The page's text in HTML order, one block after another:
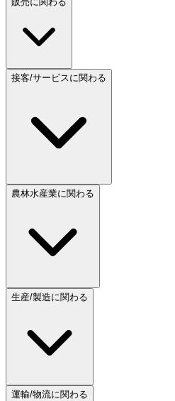
接客/サービスに関わる
農林水産業に関わる
生産/製造に関わる
運輸/物流に関わる